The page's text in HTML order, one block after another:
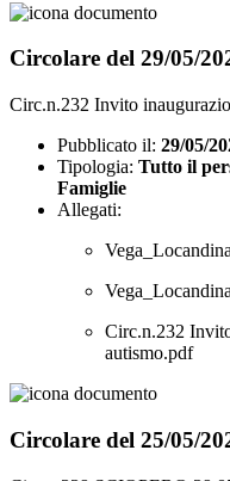
Circolare del 29/05/
Circ.n.232 Invito
Pubblicato il: 29/05/
Tipologia: Tutto il
Famiglie
Allegati:
Circ.n.232
autismo.pdf
Circolare del 25/05/